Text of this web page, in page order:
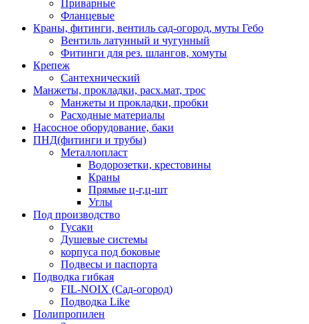
Приварные
Фланцевые
Краны, фитинги, вентиль сад-огород, муты Гебо
Вентиль латунный и чугунный
Фитинги для рез. шлангов, хомуты
Крепеж
Сантехнический
Манжеты, прокладки, расх.мат, трос
Манжеты и прокладки, пробки
Расходные материалы
Насосное оборудование, баки
ПНД(фитинги и трубы)
Металлопласт
Водорозетки, крестовины
Краны
Прямые ц-г,ц-шт
Углы
Под производство
Гусаки
Душевые системы
корпуса под боковые
Подвесы и паспорта
Подводка гибкая
FIL-NOIX (Сад-огород)
Подводка Like
Полипропилен